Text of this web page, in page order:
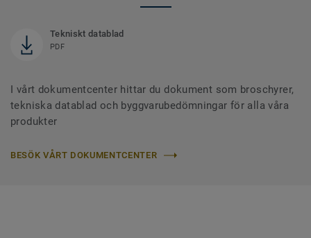
Tekniskt datablad
PDF
I vårt dokumentcenter hittar du dokument som broschyrer,
tekniska datablad och byggvarubedömningar för alla våra
produkter
BESÖK VÅRT DOKUMENTCENTER